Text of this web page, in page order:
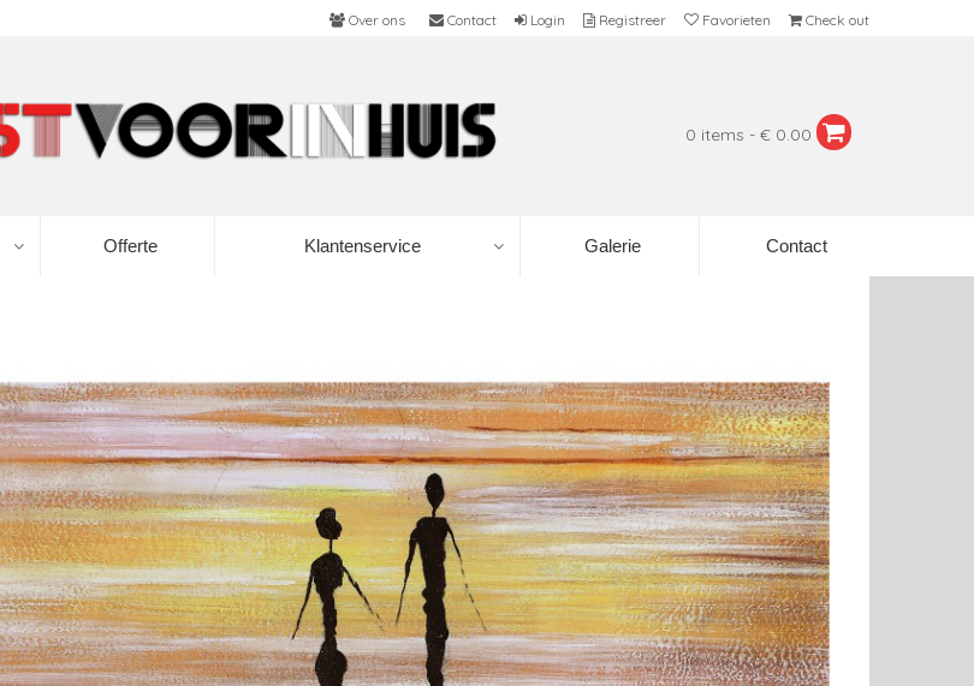
Over ons Contact Login Registreer Favorieten Check out
0 items - € 0.00
Offerte Klantenservice Galerie Contact